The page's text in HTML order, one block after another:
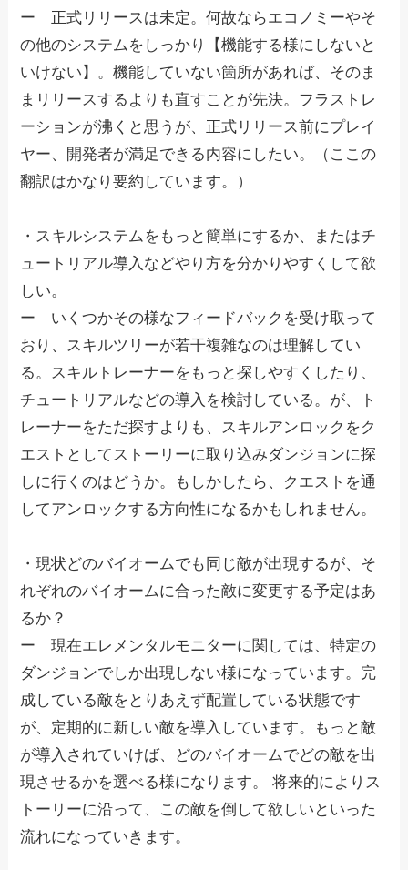
ー 正式リリースは未定。何故ならエコノミーやそ
の他のシステムをしっかり【機能する様にしないと
いけない】。機能していない箇所があれば、そのま
まリリースするよりも直すことが先決。フラストレ
ーションが沸くと思うが、正式リリース前にプレイ
ヤー、開発者が満足できる内容にしたい。（ここの
翻訳はかなり要約しています。）
・スキルシステムをもっと簡単にするか、またはチ
ュートリアル導入などやり方を分かりやすくして欲
しい。
ー いくつかその様なフィードバックを受け取って
おり、スキルツリーが若干複雑なのは理解してい
る。スキルトレーナーをもっと探しやすくしたり、
チュートリアルなどの導入を検討している。が、ト
レーナーをただ探すよりも、スキルアンロックをク
エストとしてストーリーに取り込みダンジョンに探
しに行くのはどうか。もしかしたら、クエストを通
してアンロックする方向性になるかもしれません。
・現状どのバイオームでも同じ敵が出現するが、そ
れぞれのバイオームに合った敵に変更する予定はあ
るか？
ー 現在エレメンタルモニターに関しては、特定の
ダンジョンでしか出現しない様になっています。完
成している敵をとりあえず配置している状態です
が、定期的に新しい敵を導入しています。もっと敵
が導入されていけば、どのバイオームでどの敵を出
現させるかを選べる様になります。 将来的によりス
トーリーに沿って、この敵を倒して欲しいといった
流れになっていきます。